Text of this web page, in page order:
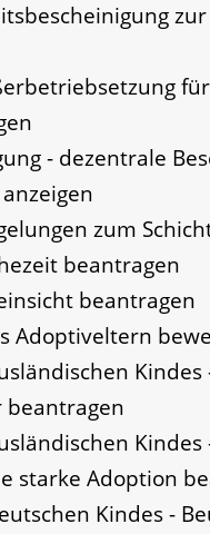
- dezentrale
zum
beantragen
beantragen
Adoptiveltern
beantragen
starke Adoption
Kindes -